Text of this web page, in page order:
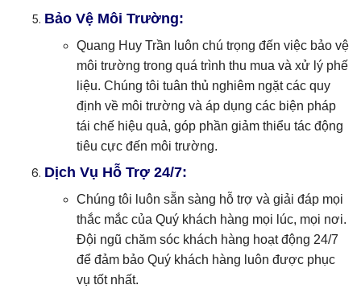
Bảo Vệ Môi Trường:
Quang Huy Trần luôn chú trọng đến việc bảo vệ
môi trường trong quá trình thu mua và xử lý phế
liệu. Chúng tôi tuân thủ nghiêm ngặt các quy
định về môi trường và áp dụng các biện pháp
tái chế hiệu quả, góp phần giảm thiểu tác động
tiêu cực đến môi trường.
Dịch Vụ Hỗ Trợ 24/7:
Chúng tôi luôn sẵn sàng hỗ trợ và giải đáp mọi
thắc mắc của Quý khách hàng mọi lúc, mọi nơi.
Đội ngũ chăm sóc khách hàng hoạt động 24/7
để đảm bảo Quý khách hàng luôn được phục
vụ tốt nhất.